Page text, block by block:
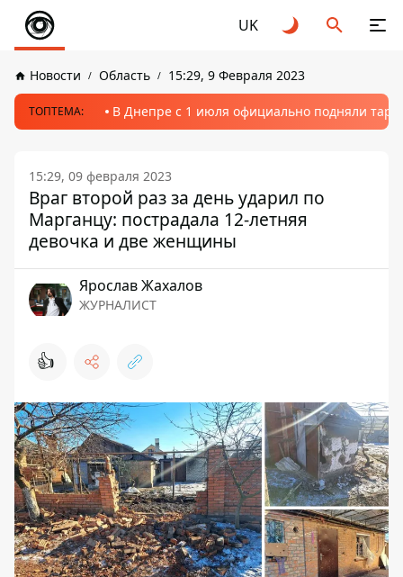
UK
Новости Область 15:29, 9 Февраля 2023
ТОПТЕМА: В Днепре с 1 июля официально подняли
15:29, 09 февраля 2023
Враг второй раз за день ударил по
Марганцу: пострадала 12-летняя
девочка и две женщины
Ярослав Жахалов
ЖУРНАЛИСТ
👍